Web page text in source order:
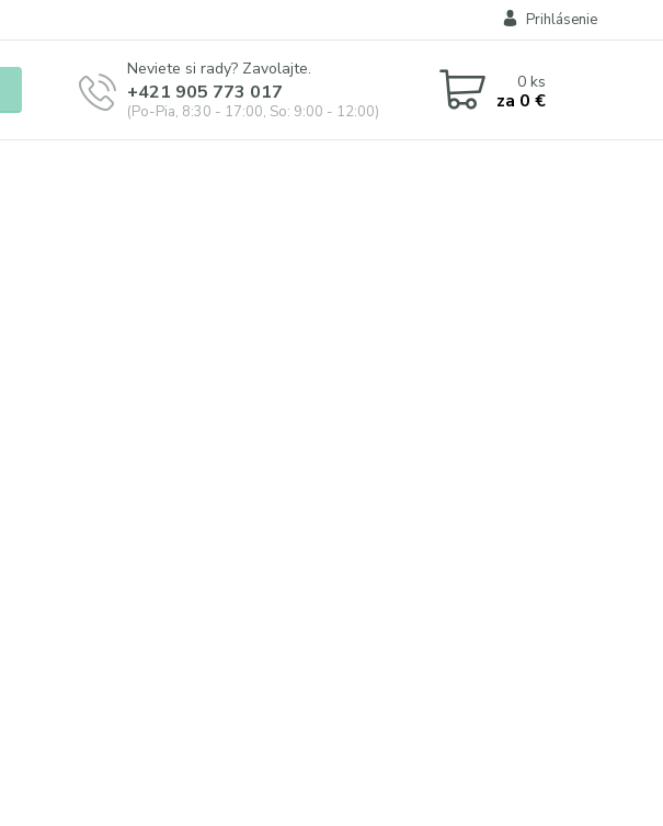
Prihlásenie
Neviete si rady? Zavolajte.
+421 905 773 017
(Po-Pia, 8:30 - 17:00, So: 9:00 - 12:00)
0ks
za 0 €